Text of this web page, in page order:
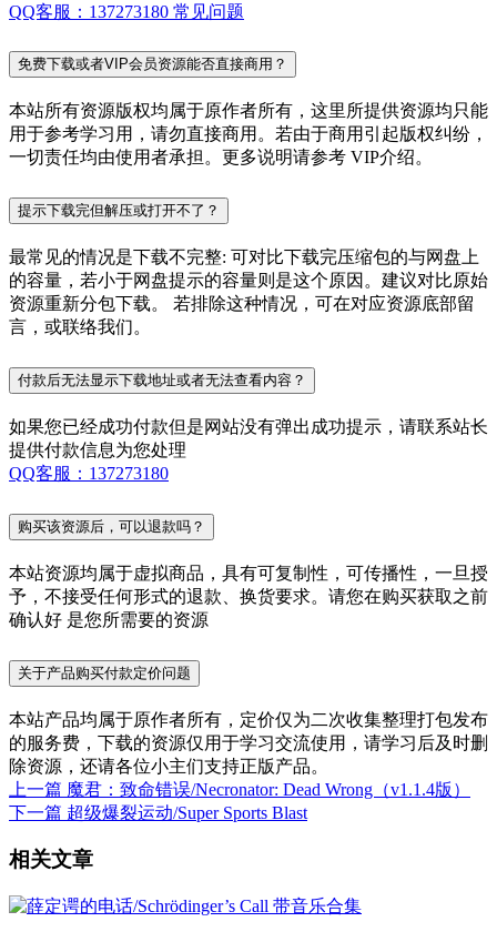
QQ客服：137273180 常见问题
免费下载或者VIP会员资源能否直接商用？
本站所有资源版权均属于原作者所有，这里所提供资源均只能
用于参考学习用，请勿直接商用。若由于商用引起版权纠纷，
一切责任均由使用者承担。更多说明请参考 VIP介绍。
提示下载完但解压或打开不了？
最常见的情况是下载不完整: 可对比下载完压缩包的与网盘上
的容量，若小于网盘提示的容量则是这个原因。建议对比原始
资源重新分包下载。 若排除这种情况，可在对应资源底部留
言，或联络我们。
付款后无法显示下载地址或者无法查看内容？
如果您已经成功付款但是网站没有弹出成功提示，请联系站长
提供付款信息为您处理
QQ客服：137273180
购买该资源后，可以退款吗？
本站资源均属于虚拟商品，具有可复制性，可传播性，一旦授
予，不接受任何形式的退款、换货要求。请您在购买获取之前
确认好 是您所需要的资源
关于产品购买付款定价问题
本站产品均属于原作者所有，定价仅为二次收集整理打包发布
的服务费，下载的资源仅用于学习交流使用，请学习后及时删
除资源，还请各位小主们支持正版产品。
上一篇 魔君：致命错误/Necronator: Dead Wrong（v1.1.4版）
下一篇 超级爆裂运动/Super Sports Blast
相关文章